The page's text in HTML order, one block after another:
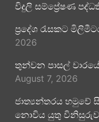
විදුලි සම්ප්‍රේෂණ
ප්‍රදේශ රැසකට
2026
තුන්වන පාසල්
August 7, 2026
ජාත්‍යන්තරය හමුවේ
නොවිය යුතු